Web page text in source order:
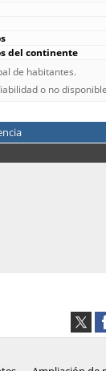
de habitantes.
o no